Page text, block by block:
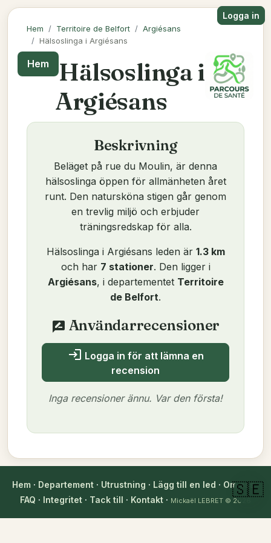
Logga in
Hem Territoire de Belfort
Argiésans
Hälsoslinga i Argiésans
Hem
Hälsoslinga i
Argiésans
Beskrivning
Beläget på rue du Moulin, är denna
hälsoslinga öppen för allmänheten året
runt. Den natursköna stigen går genom
en trevlig miljö och erbjuder
träningsredskap för alla.
Hälsoslinga i Argiésans leden är 1.3 km
och har 7 stationer. Den ligger i
Argiésans, i departementet Territoire
de Belfort.
rate_review Användarrecensioner
login Logga in för att lämna en
recension
Inga recensioner ännu. Var den första!
Författare
Mickaël LEBRET
verified_userVerifierad den 10/10/2025
Hem· Departement· Utrustning · Lägg till en led · Om oss·
FAQ · Integritet · Tack till · Kontakt · Mickaël LEBRET © 2026
🇸🇪